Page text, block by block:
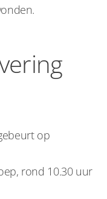
op
rond 10.30 uur